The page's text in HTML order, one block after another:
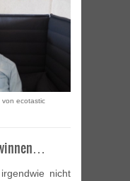
von ecotastic
nicht